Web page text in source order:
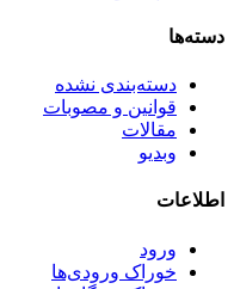
دسته‌ها
دسته‌بندی نشده
قوانین و مصوبات
مقالات
وبدیو
اطلاعات
ورود
خوراک ورودی‌ها